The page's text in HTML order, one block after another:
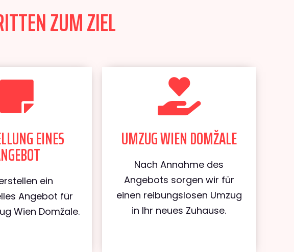
ZUM ZIEL
EINES
ein
Angebot für
Wien Domžale.
UMZUG WIEN DOMŽALE
Nach Annahme des
Angebots sorgen wir für
einen reibungslosen Umzug
in Ihr neues Zuhause.